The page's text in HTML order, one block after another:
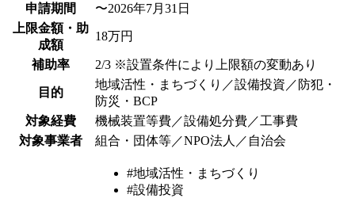
申請期間
〜2026年7月31日
上限金額・助
成額
18万円
補助率 2/3 ※設置条件により上限額の変動あり
目的
地域活性・まちづくり／設備投資／防犯・
防災・BCP
対象経費
機械装置等費／設備処分費／工事費
対象事業者
組合・団体等／NPO法人／自治会
#地域活性・まちづくり
#設備投資